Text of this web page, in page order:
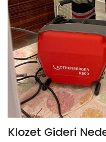
Klozet Gideri